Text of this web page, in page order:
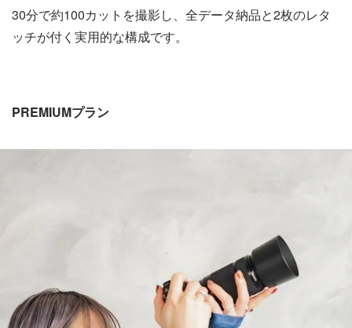
30分で約100カットを撮影し、全データ納品と2枚のレタ
ッチが付く実用的な構成です。
PREMIUMプラン